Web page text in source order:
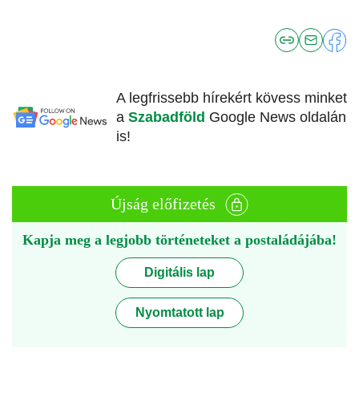
A legfrissebb hírekért kövess minket
a Szabadföld Google News oldalán
is!
Újság előfizetés
Kapja meg a legjobb történeteket a postaládájába!
Digitális lap
Nyomtatott lap